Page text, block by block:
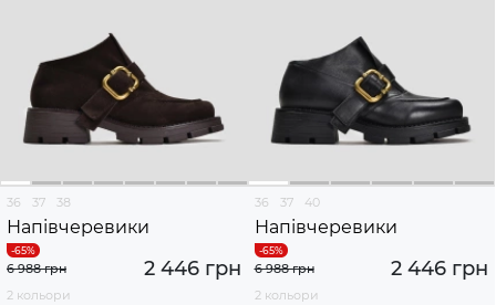
36 37 38
Напівчеревики
2 446 грн
6 988 грн
2 кольори
36 37 40
Напівчеревики
2 446 грн
6 988 грн
2 кольори